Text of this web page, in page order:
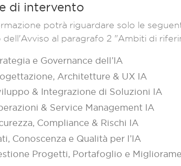
di intervento
potrà riguardare solo le
dell'Avviso al paragrafo 2 "Ambiti di
e Governance dell’IA
Architetture & UX IA
& Integrazione di Soluzioni IA
& Service Management IA
Compliance & Rischi IA
Conoscenza e Qualità per l’IA
Progetti, Portafoglio e